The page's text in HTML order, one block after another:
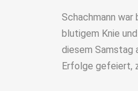
Schachmann
blutigem Knie
diesem Samstag
Erfolge gefeiert,